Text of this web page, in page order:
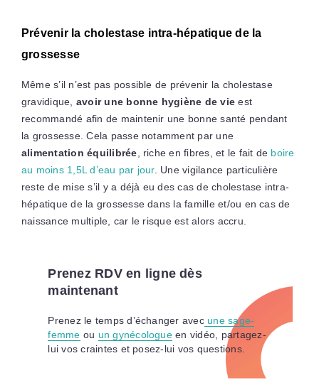
Prévenir la cholestase intra-hépatique de la
grossesse
Même s’il n’est pas possible de prévenir la cholestase
gravidique, avoir une bonne hygiène de vie est
recommandé afin de maintenir une bonne santé pendant
la grossesse. Cela passe notamment par une
alimentation équilibrée , riche en fibres, et le fait de boire
au moins 1,5L d’eau par jour. Une vigilance particulière
reste de mise s’il y a déjà eu des cas de cholestase intra-
hépatique de la grossesse dans la famille et/ou en cas de
naissance multiple, car le risque est alors accru.
Prenez RDV en ligne dès
maintenant
Prenez le temps d’échanger avecune sage-
femme ou un gynécologueen vidéo, partagez-
lui vos craintes et posez-lui vos questions.